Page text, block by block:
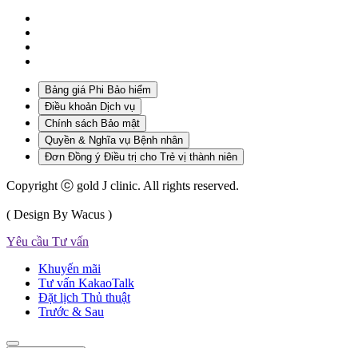
Bảng giá Phi Bảo hiểm
Điều khoản Dịch vụ
Chính sách Bảo mật
Quyền & Nghĩa vụ Bệnh nhân
Đơn Đồng ý Điều trị cho Trẻ vị thành niên
Copyright ⓒ gold J clinic. All rights reserved.
( Design By Wacus )
Yêu cầu Tư vấn
Khuyến mãi
Tư vấn KakaoTalk
Đặt lịch Thủ thuật
Trước & Sau